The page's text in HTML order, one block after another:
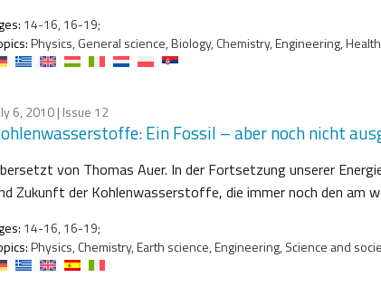
14-16, 16-19;
Physics, General science, Biology, Chemistry, Engineering, Health
6, 2010| Issue 12
Ein Fossil – aber noch nicht
von Thomas Auer. In der Fortsetzung unserer
Zukunft der Kohlenwasserstoffe, die immer noch den am
14-16, 16-19;
Physics, Chemistry, Earth science, Engineering, Science and